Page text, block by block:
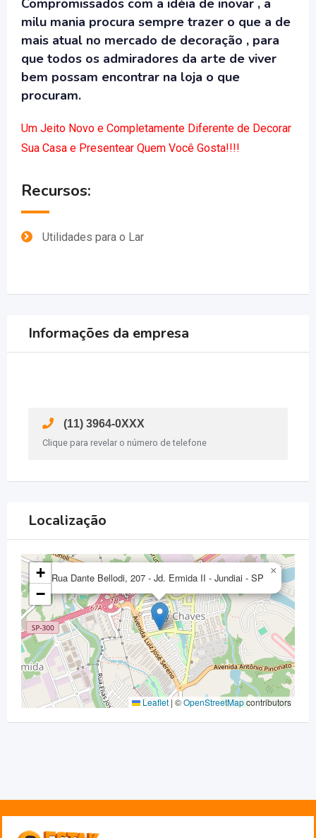
Compromissados com a idéia de inovar , a
milu mania procura sempre trazer o que a de
mais atual no mercado de decoração , para
que todos os admiradores da arte de viver
bem possam encontrar na loja o que
procuram.
Um Jeito Novo e Completamente Diferente de Decorar
Sua Casa e Presentear Quem Você Gosta!!!!
Recursos:
Utilidades para o Lar
Informações da empresa
(11) 3964-0XXX
Clique para revelar o número de telefone
Localização
Rua Dante Bellodi, 207 - Jd. Ermida II - Jundiai - SP
×
+
−
Leaflet | ©OpenStreetMapcontributors